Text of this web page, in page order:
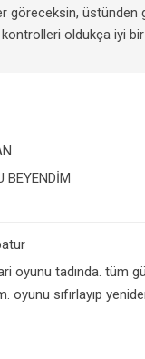
göreceksin, üstünden
oldukça iyi
BEYENDİM
oyunu tadında. tüm
oyunu sıfırlayıp